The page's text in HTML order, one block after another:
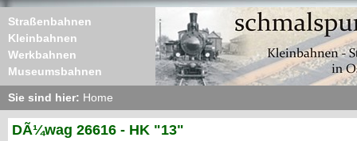
Straßenbahnen
Kleinbahnen
Werkbahnen
Museumsbahnen
Sie sind hier: Home
DÃ¼wag 26616 - HK "13"